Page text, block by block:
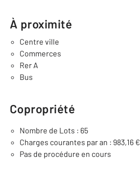
À proximité
Centre ville
Commerces
Rer A
Bus
Copropriété
Nombre de Lots : 65
Charges courantes par an : 983,16 €
Pas de procédure en cours